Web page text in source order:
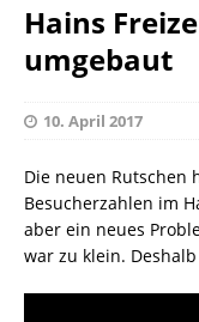
Hains
umgebaut
10. April 2017
Die neuen Rutschen
Besucherzahlen im
aber ein neues
war zu klein.